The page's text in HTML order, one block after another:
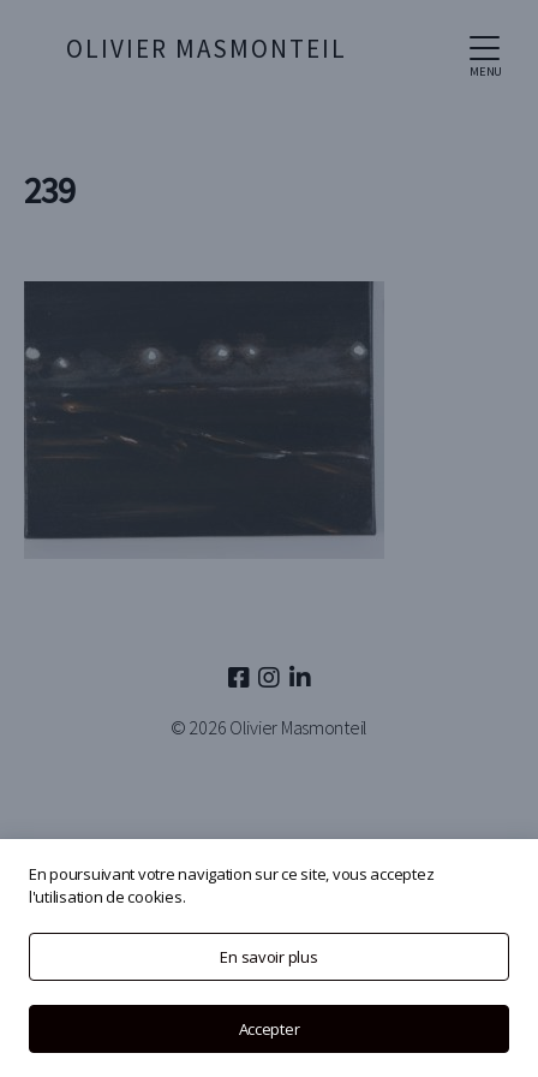
MENU
OLIVIER MASMONTEIL
239
© 2026 Olivier Masmonteil
En poursuivant votre navigation sur ce site, vous acceptez
l'utilisation de cookies.
En savoir plus
Accepter